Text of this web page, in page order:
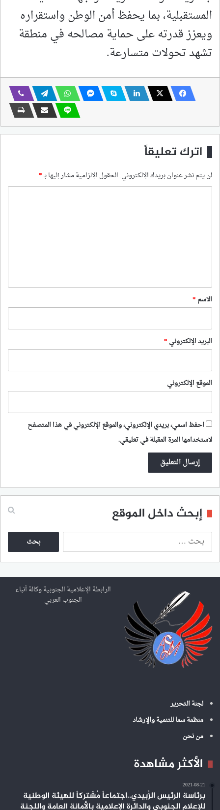
المستقبلية، بما يحفظ أمن الوطن واستقراره
ويعزز قدرته على حماية مصالحه في منطقة
تشهد تحولات متسارعة.
اترك تعليقاً
لن يتم نشر عنوان بريدك الإلكتروني. الحقول الإلزامية مشار إليها بـ*
*
الاسم *
البريد الإلكتروني *
الموقع الإلكتروني
احفظ اسمي، بريدي الإلكتروني، والموقع الإلكتروني في هذا المتصفح
لاستخدامها المرة المقبلة في تعليقي.
إبحث داخل الموقع
ث
ع
ن
الرابطة الإعلامية الجنوبية وكالة أنباء
الجنوب العربي
لجنة التحرير
منظمة سما للتنمية والإرشاد
من نحن
الأكثر مشاهدة
2021-08-21
برئاسة الرئيس الزُبيدي..اجتماعاً مُشتركاً للهيئة الوطنية
للإعلام الجنوبي والدائرة الإعلامية بالأمانة العامة واللجنة